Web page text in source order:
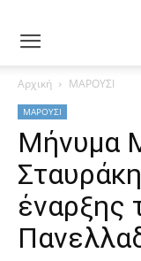
Αρχική ΜΑΡΟΥΣΙ
ΜΑΡΟΥΣΙ
Μήνυμα
έναρξης